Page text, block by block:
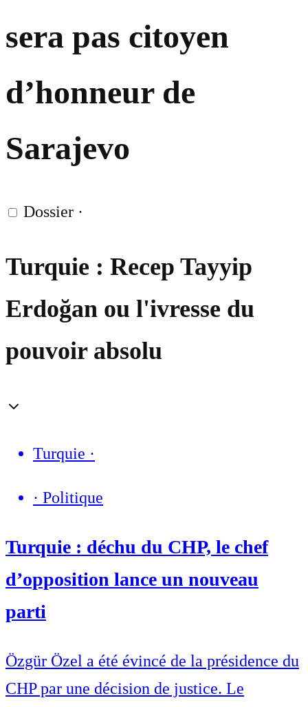
sera pas citoyen
d’honneur de
Sarajevo
Dossier ·
Turquie : Recep Tayyip
Erdoğan ou l'ivresse du
pouvoir absolu
Turquie ·
· Politique
Turquie : déchu du CHP, le chef
d’opposition lance un nouveau
parti
Özgür Özel a été évincé de la présidence du
CHP par une décision de justice. Le